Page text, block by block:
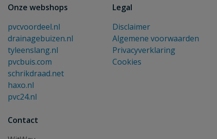
Onze webshops
pvcvoordeel.nl
drainagebuizen.nl
tyleenslang.nl
pvcbuis.com
schrikdraad.net
haxo.nl
pvc24.nl
Legal
Disclaimer
Algemene voorwaarden
Privacyverklaring
Cookies
Contact